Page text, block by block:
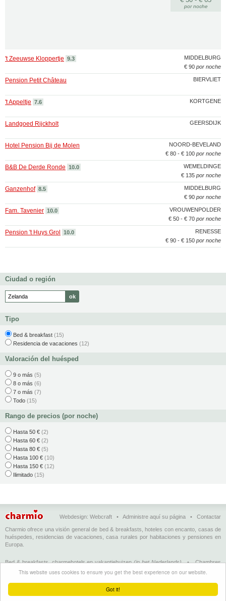
Got it!
This website uses cookies to ensure you get the best experience on our website.
por noche
MIDDELBURG
't Zeeuwse Kloppertje 9.3
€ 90 por noche
BIERVLIET
Pension Petit Château
KORTGENE
't Appeltje 7.6
GEERSDIJK
Landgoed Rijckholt
NOORD-BEVELAND
Hotel Pension Bij de Molen
€ 80 - € 100 por noche
WEMELDINGE
B&B De Derde Ronde 10.0
€ 135 por noche
MIDDELBURG
Ganzenhof 8.5
€ 90 por noche
VROUWENPOLDER
Fam. Tavenier 10.0
€ 50 - € 70 por noche
RENESSE
Pension 't Huys Grol
10.0
€ 90 - € 150 por noche
Ciudad o región
Tipo
Bed & breakfast (15)
Residencia de vacaciones (12)
Valoración del huésped
9 o más (5)
8 o más (6)
7 o más (7)
Todo (15)
Rango de precios (por noche)
Hasta 50 € (2)
Hasta 60 € (2)
Hasta 80 € (5)
Hasta 100 € (10)
Hasta 150 € (12)
Ilimitado (15)
Webdesign: Webcraft • Administre aquí su página • Contactar
Charmio ofrece una visión general de bed & breakfasts, hoteles con encanto, casas de
huéspedes, residencias de vacaciones, casa rurales por habitaciones y pensiones en
Europa.
Bed & breakfasts, charmehotels en vakantiehuizen (in het Nederlands)•Chambres
d'hôtes, hôtels de charme et logements de vacances
(en français) •
breakfasts, charming hotels and holiday accommodations
Breakfast, Charme-Hotels und Ferienhäuser (auf Deutsch)•Bed & breakfast, hoteles
(en Enspañol)